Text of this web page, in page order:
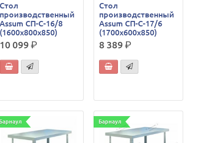
Стол
производственный
Assum СП-С-16/8
(1600х800х850)
10 099 р.
Стол
производственный
Assum СП-С-17/6
(1700х600х850)
8 389 р.
Барнаул Барнаул